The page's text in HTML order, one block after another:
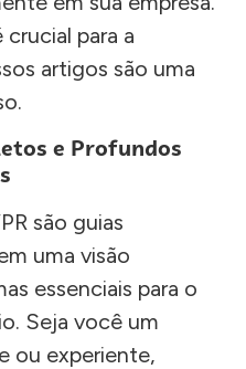
para a
artigos são uma
e Profundos
são guias
uma visão
essenciais para o
Seja você um
ou experiente,